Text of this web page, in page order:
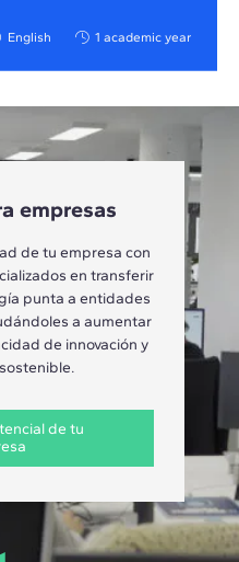
English 1 academic year
empresas
de tu empresa con
en transferir
punta a entidades
a aumentar
de innovación y
de tu